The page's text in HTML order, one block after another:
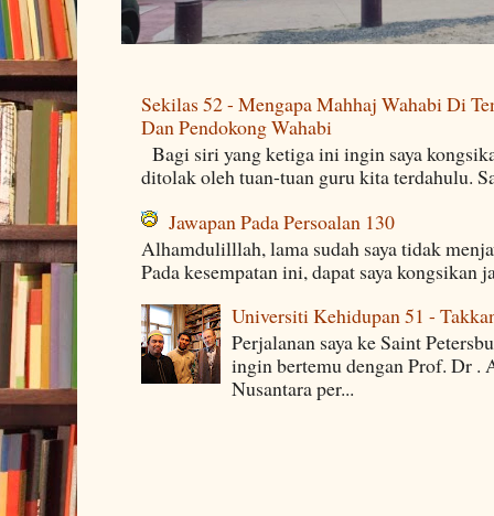
Sekilas 52 - Mengapa Mahhaj Wahabi Di
Dan Pendokong Wahabi
Bagi siri yang ketiga ini ingin saya
ditolak oleh tuan-tuan guru kita terdahulu.
Jawapan Pada Persoalan 130
Alhamdulilllah, lama sudah saya tidak
Pada kesempatan ini, dapat saya kongsikan
Universiti Kehidupan 51 -
Perjalanan saya ke Saint
ingin bertemu dengan Prof. Dr
Nusantara per...